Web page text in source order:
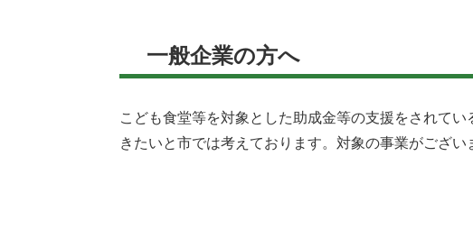
一般企業の方へ
こども食堂等を対象とした助成金等の支援をされて
きたいと市では考えております。対象の事業がござ